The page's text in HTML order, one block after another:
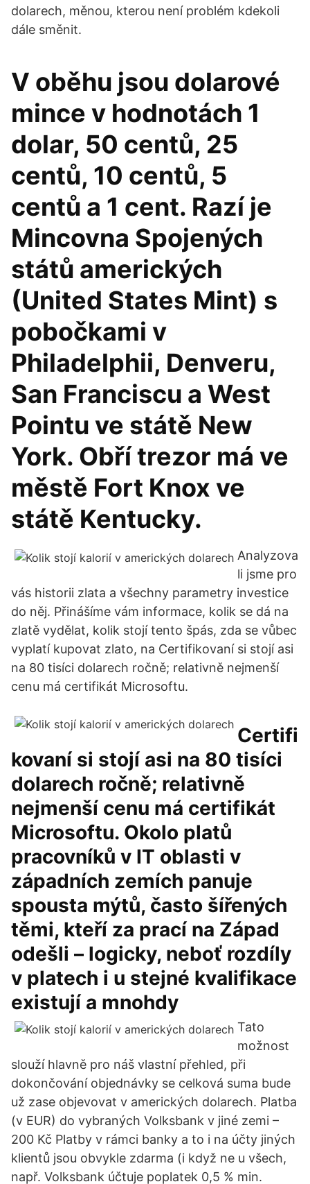
dolarech, měnou, kterou není problém kdekoli
dále směnit.
V oběhu jsou dolarové
mince v hodnotách 1
dolar, 50 centů, 25
centů, 10 centů, 5
centů a 1 cent. Razí je
Mincovna Spojených
států amerických
(United States Mint) s
pobočkami v
Philadelphii, Denveru,
San Franciscu a West
Pointu ve státě New
York. Obří trezor má ve
městě Fort Knox ve
státě Kentucky.
Analyzova
li jsme pro
vás historii zlata a všechny parametry investice
do něj. Přinášíme vám informace, kolik se dá na
zlatě vydělat, kolik stojí tento špás, zda se vůbec
vyplatí kupovat zlato, na Certifikovaní si stojí asi
na 80 tisíci dolarech ročně; relativně nejmenší
cenu má certifikát Microsoftu.
Certifi
kovaní si stojí asi na 80 tisíci
dolarech ročně; relativně
nejmenší cenu má certifikát
Microsoftu. Okolo platů
pracovníků v IT oblasti v
západních zemích panuje
spousta mýtů, často šířených
těmi, kteří za prací na Západ
odešli – logicky, neboť rozdíly
v platech i u stejné kvalifikace
existují a mnohdy
Tato
možnost
slouží hlavně pro náš vlastní přehled, při
dokončování objednávky se celková suma bude
už zase objevovat v amerických dolarech. Platba
(v EUR) do vybraných Volksbank v jiné zemi –
200 Kč Platby v rámci banky a to i na účty jiných
klientů jsou obvykle zdarma (i když ne u všech,
např. Volksbank účtuje poplatek 0,5 % min.